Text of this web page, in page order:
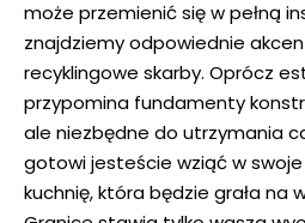
może przemienić się w pełną
znajdziemy ⁣odpowiednie
recyklingowe ⁤skarby.⁢ Oprócz
przypomina fundamenty
‍ale ⁤niezbędne do utrzymania
gotowi jesteście wziąć w
kuchnię, która będzie grała na